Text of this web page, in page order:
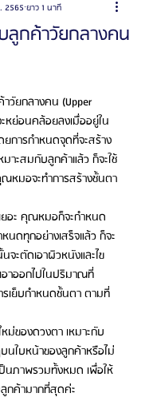
กค้าวัยกลางคน
2565 ยาว 1 นาที
กลางคน (Upper
หย่อนคล้อยลงเมื่ออยู่ใน
การกำหนดจุดที่จะสร้าง
าะสมกับลูกค้าแล้ว ก็จะใช้
หมอจะทำการสร้างชั้นตา
นดทุกอย่างเสร็จแล้ว ก็จะ
จะตัดเอาผิวหนังและไข
าออกไปในปริมาณที่
เย็บกำหนดชั้นตา ตามที่
นใบหน้าของลูกค้าหรือไม่
นภาพรวมทั้งหมด เพื่อให้
กค้ามากที่สุดค่ะ